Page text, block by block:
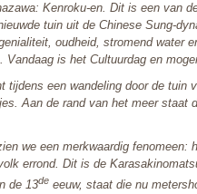
Kenroku-en. Dit is een van
tuin uit de Chinese Sung-
oudheid, stromend water
Vandaag is het Cultuurdag en
tijdens een wandeling door de tuin
Aan de rand van het meer staat
we een merkwaardig fenomeen:
errond. Dit is de
de 13de eeuw, staat die nu